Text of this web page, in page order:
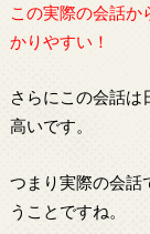
この実際の会話
かりやすい！
さらにこの会話
高いです。
つまり実際の会話
うことですね。